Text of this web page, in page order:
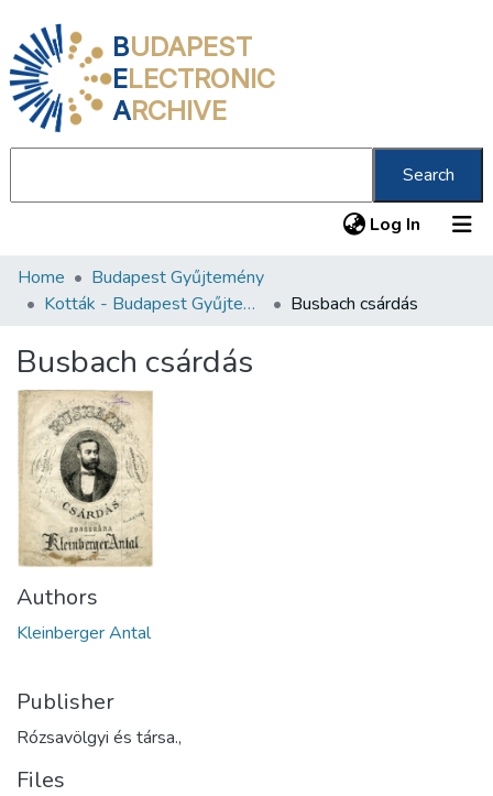
BUDAPEST
ELECTRONIC
ARCHIVE
Search
Log In (current)
Communities & Collections
Statistics
About us
Home
Budapest Gyűjtemény
Kották - Budapest Gyűjtemény
Busbach csárdás
Busbach csárdás
Authors
Kleinberger Antal
Publisher
Rózsavölgyi és társa.,
Files